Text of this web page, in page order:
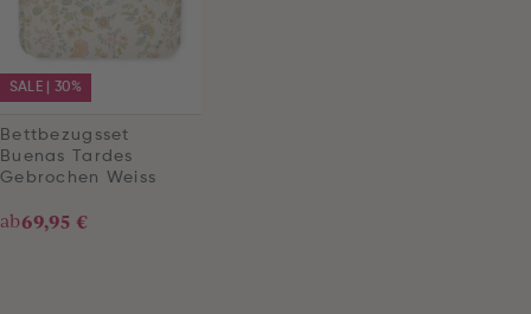
SALE | 30%
Bettbezugsset
Buenas Tardes
Gebrochen Weiss
ab69,95 €